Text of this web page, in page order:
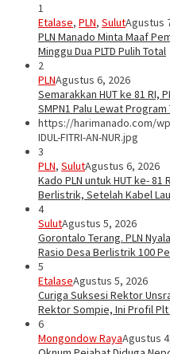
1
Etalase, PLN, SulutAgustus
PLN Manado Minta Maaf
Minggu Dua PLTD Pulih Total
2
PLNAgustus 6, 2026
Semarakkan HUT ke 81 RI,
SMPN1 Palu Lewat Program
https://harimanado.com/
IDUL-FITRI-AN-NUR.jpg
3
PLN, SulutAgustus 6, 2026
Kado PLN untuk HUT ke-
Berlistrik, Setelah Kabel
4
SulutAgustus 5, 2026
Gorontalo Terang. PLN
Rasio Desa Berlistrik 100
5
EtalaseAgustus 5, 2026
Curiga Suksesi Rektor
Rektor Sompie, Ini Profil
6
Mongondow RayaAgustus